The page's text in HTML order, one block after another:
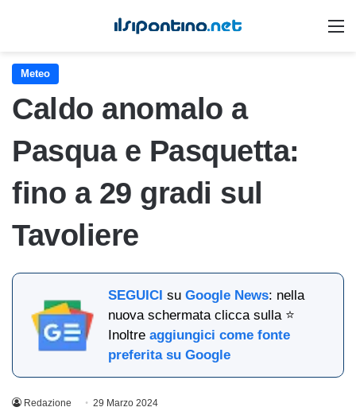
Meteo
Caldo anomalo a
Pasqua e Pasquetta:
fino a 29 gradi sul
Tavoliere
SEGUICI suGoogle News: nella
nuova schermata clicca sulla ⭐
Inoltreaggiungici come fonte
preferita su Google
Redazione 29 Marzo 2024